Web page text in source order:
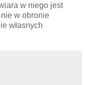
w niego jest
nie w obronie
własnych